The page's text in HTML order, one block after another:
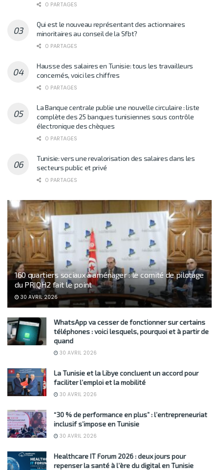
0 PARTAGES
Qui est le nouveau représentant des actionnaires
minoritaires au conseil de la Sfbt?
0 PARTAGES
Hausse des salaires en Tunisie: tous les travailleurs
concernés, voici les chiffres
0 PARTAGES
La Banque centrale publie une nouvelle circulaire : liste
complète des 25 banques tunisiennes sous contrôle
électronique des chèques
0 PARTAGES
Tunisie: vers une revalorisation des salaires dans les
secteurs public et privé
0 PARTAGES
160 quartiers sociaux à aménager : le comité de pilotage
du PRIQH2 fait le point
30 AVRIL 2026
WhatsApp va cesser de fonctionner sur certains
téléphones : voici lesquels, pourquoi et à partir de
quand
30 AVRIL 2026
La Tunisie et la Libye concluent un accord pour
faciliter l’emploi et la mobilité
30 AVRIL 2026
“30 % de performance en plus” : l’entrepreneuriat
inclusif s’impose en Tunisie
30 AVRIL 2026
Healthcare IT Forum 2026 : deux jours pour
repenser la santé à l’ère du digital en Tunisie